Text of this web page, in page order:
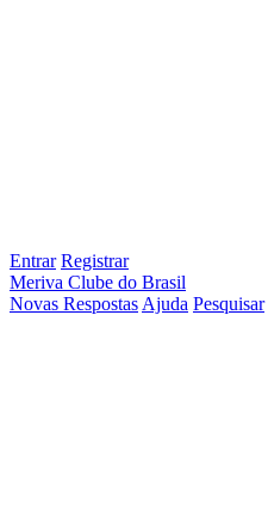
Entrar Registrar
Meriva Clube do Brasil
Novas Respostas Ajuda Pesquisar